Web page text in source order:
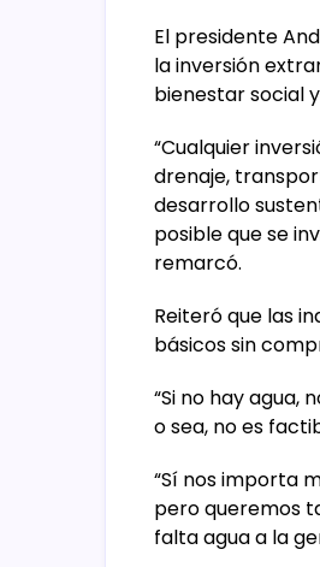
El presidente
la inversión
bienestar social
“Cualquier
drenaje,
desarrollo
posible que se
remarcó.
Reiteró que las
básicos sin
“Si no hay agua,
o sea, no es
“Sí nos importa
pero queremos
falta agua a la